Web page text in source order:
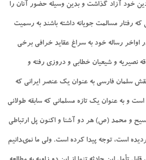
دين خود آزاد گذاشت و بدين وسيله حضور آنان را
كه رفتار مسالمت جويانه داشته باشند به رسميت
اواخر رساله خود به سراغ عقايد خرافى برخى
نصيريه و شيعيان خطابى و دروزى رفته و
نقش سلمان فارسى به عنوان يك عنصر ايرانى كه
است و به عنوان يك تازه مسلمانى كه سابقه طولانى
و محمد (ص) هر دو آشنا و اكنون پل ارتباطى
است، توجه پيدا كرده است. ولى ما نمى‏دانيم